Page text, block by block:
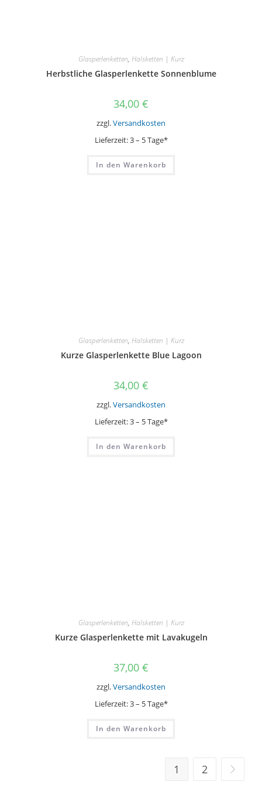
Glasperlenketten, Halsketten | Kurz
Herbstliche Glasperlenkette Sonnenblume
34,00 €
zzgl.Versandkosten
Lieferzeit:3 – 5 Tage*
In den Warenkorb
Glasperlenketten, Halsketten | Kurz
Kurze Glasperlenkette Blue Lagoon
34,00 €
zzgl.Versandkosten
Lieferzeit:3 – 5 Tage*
In den Warenkorb
Glasperlenketten, Halsketten | Kurz
Kurze Glasperlenkette mit Lavakugeln
37,00 €
zzgl.Versandkosten
Lieferzeit:3 – 5 Tage*
In den Warenkorb
1 2